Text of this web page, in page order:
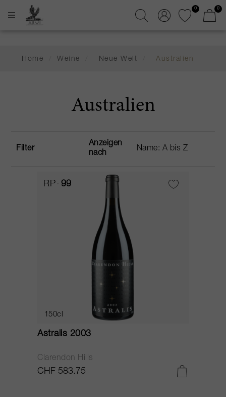
0 0
Home Weine Neue Welt Australien
Australien
Filter
Anzeigen
nach
RP 99
150cl
Astralis 2003
Clarendon Hills
CHF 583.75